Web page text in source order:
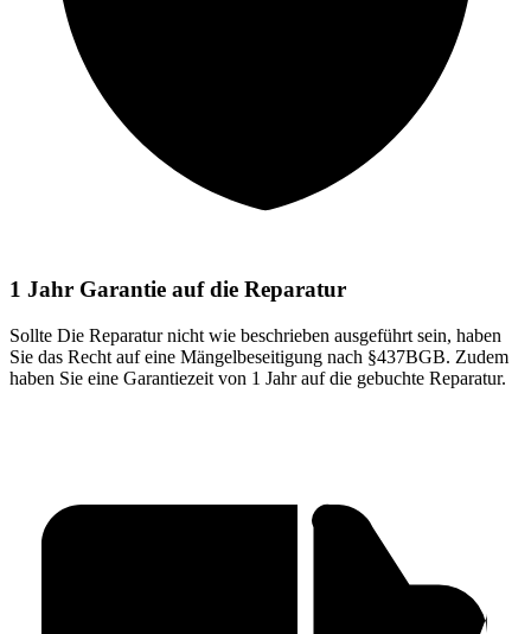
1 Jahr Garantie auf die Reparatur
Sollte Die Reparatur nicht wie beschrieben ausgeführt sein, haben
Sie das Recht auf eine Mängelbeseitigung nach §437BGB. Zudem
haben Sie eine Garantiezeit von 1 Jahr auf die gebuchte Reparatur.